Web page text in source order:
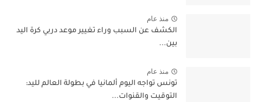
منذ عام
الكشف عن السبب وراء تغيير موعد دربي كرة اليد
بين...
منذ عام
تونس تواجه اليوم ألمانيا في بطولة العالم لليد:
التوقيت والقنوات...